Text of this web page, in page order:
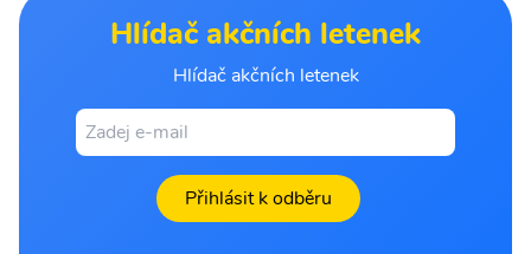
Hlídač akčních letenek
Hlídač akčních letenek
Přihlásit k odběru